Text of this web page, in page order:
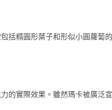
括橢圓形葉子和形似小圓蘿蔔的
的實際效果。雖然瑪卡被廣泛宣